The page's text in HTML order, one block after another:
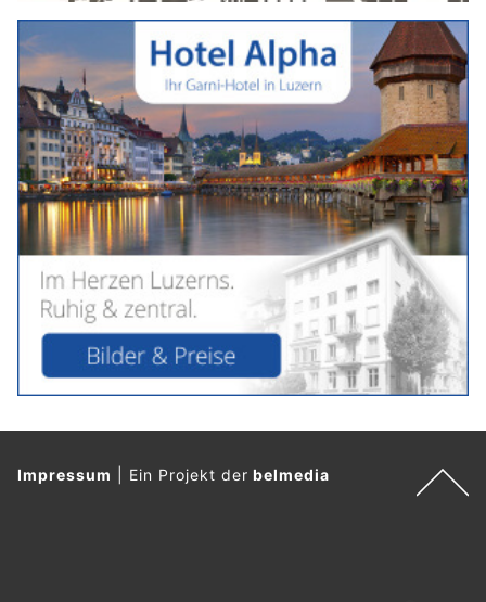
Impressum Ein Projekt derbelmedia